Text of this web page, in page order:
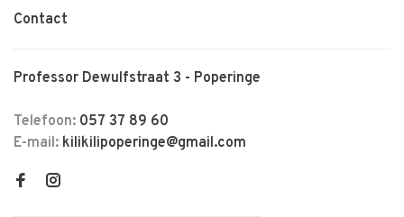
Contact
Professor Dewulfstraat 3 - Poperinge
Telefoon: 057 37 89 60
E-mail: kilikilipoperinge@gmail.com